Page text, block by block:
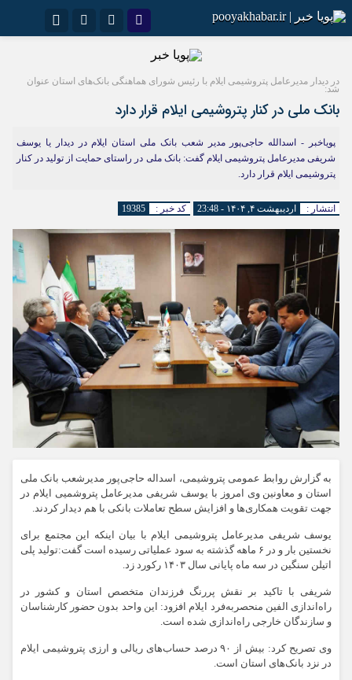
سروش
ایتا
آپارات
اپلیکیشن رمز عبور
مرا به خاطر بسپار
در دیدار مدیرعامل پتروشیمی ایلام با رئیس شورای هماهنگی بانک‌های استان عنوان
شد:
بانک ملی در کنار پتروشیمی ایلام قرار دارد
پویاخبر - اسد‌الله حاجی‌‌پور‌ مدیر شعب بانک ملی استان ایلام در دیدار یا یوسف
شریفی مدیرعامل پتروشیمی ایلام گفت: بانک ملی در‌ راستای حمایت از تولید در کنار
پتروشیمی ایلام قرار دارد.
انتشار : اردیبهشت ۴, ۱۴۰۴ - 23:48 کد خبر : 19385
به گزارش روابط عمومی پتروشیمی، اسداله حاجی‌پور مدیرشعب بانک ملی
استان و معاونین وی امروز با یوسف شریفی مدیرعامل پتروشمیی ایلام در
جهت تقویت همکاری‌ها و افزایش سطح تعاملات بانکی با هم دیدار کردند.
یوسف شریفی مدیرعامل پتروشیمی ایلام با بیان اینکه این مجتمع برای
نخستین بار و در ۶ ماهه گذشته به سود عملیاتی رسیده است گفت:تولید پلی
اتیلن سنگین در سه ماه پایانی سال ۱۴۰۳ رکورد زد.
شریفی با تاکید بر نقش پررنگ فرزندان متخصص استان و کشور در
راه‌اندازی الفین منحصربه‌فرد ایلام افزود: این واحد بدون حضور کارشناسان
و سازندگان خارجی راه‌اندازی شده است.
وی تصریح کرد: بیش از ۹۰ درصد حساب‌های ریالی و ارزی پتروشیمی ایلام
در نزد بانک‌های استان است.